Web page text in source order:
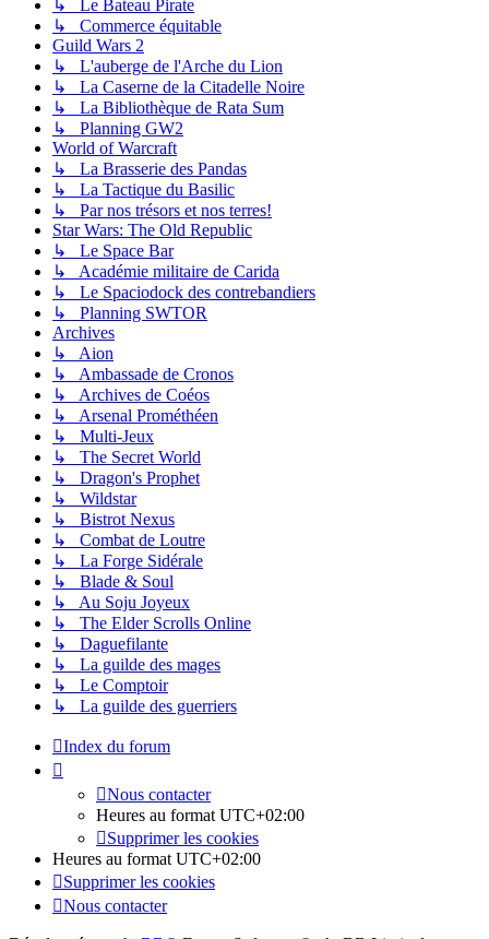
↳ Le Bateau Pirate
↳ Commerce équitable
Guild Wars 2
↳ L'auberge de l'Arche du Lion
↳ La Caserne de la Citadelle Noire
↳ La Bibliothèque de Rata Sum
↳ Planning GW2
World of Warcraft
↳ La Brasserie des Pandas
↳ La Tactique du Basilic
↳ Par nos trésors et nos terres!
Star Wars: The Old Republic
↳ Le Space Bar
↳ Académie militaire de Carida
↳ Le Spaciodock des contrebandiers
↳ Planning SWTOR
Archives
↳ Aion
↳ Ambassade de Cronos
↳ Archives de Coéos
↳ Arsenal Prométhéen
↳ Multi-Jeux
↳ The Secret World
↳ Dragon's Prophet
↳ Wildstar
↳ Bistrot Nexus
↳ Combat de Loutre
↳ La Forge Sidérale
↳ Blade & Soul
↳ Au Soju Joyeux
↳ The Elder Scrolls Online
↳ Daguefilante
↳ La guilde des mages
↳ Le Comptoir
↳ La guilde des guerriers
Index du forum
Nous contacter
Heures au format UTC+02:00
Supprimer les cookies
Heures au format UTC+02:00
Supprimer les cookies
Nous contacter